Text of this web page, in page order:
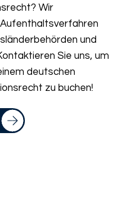
Wir
und
Sie uns, um
deutschen
zu buchen!